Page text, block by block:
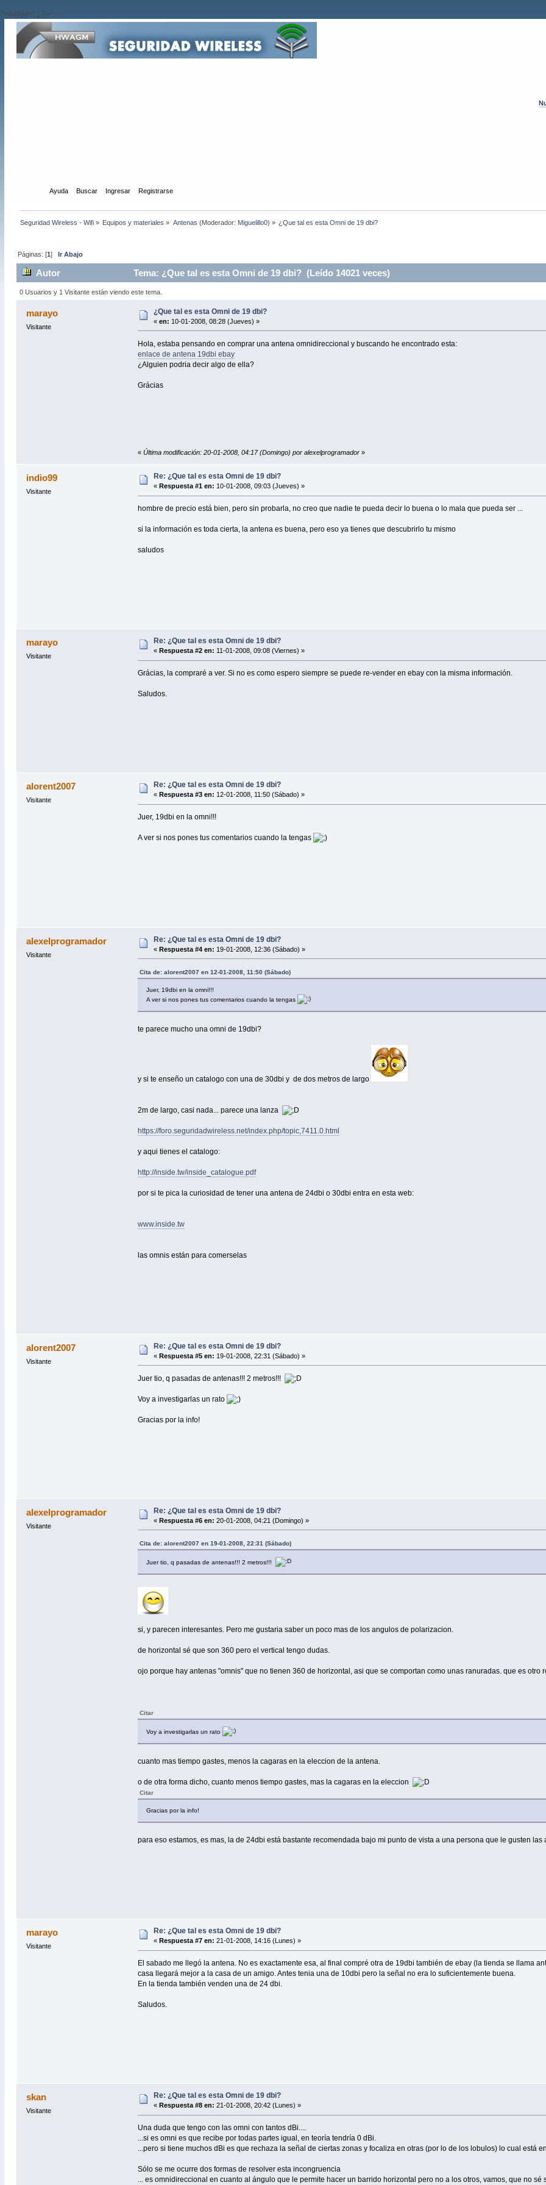
?>/script>'; } ?>
Ayuda Buscar Ingresar Registrarse
Seguridad Wireless - Wifi» Equipos y materiales » Antenas (Moderador: Miguelillo0) » ¿Que tal es esta Omni de 19 dbi?
Páginas: [1] Ir Abajo
Autor Tema: ¿Que tal es esta Omni de 19 dbi? (Leído 14021 veces)
0 Usuarios y 1 Visitante están viendo este tema.
marayo
Visitante
¿Que tal es esta Omni de 19 dbi?
« en: 10-01-2008, 08:28 (Jueves) »
Hola, estaba pensando en comprar una antena omnidireccional y buscando he encontrado esta:
enlace de antena 19dbi ebay
¿Alguien podria decir algo de ella?
Grácias
«Última modificación: 20-01-2008, 04:17 (Domingo) por alexelprogramador »
indio99
Visitante
Re: ¿Que tal es esta Omni de 19 dbi?
« Respuesta #1 en: 10-01-2008, 09:03 (Jueves) »
hombre de precio está bien, pero sin probarla, no creo que nadie te pueda decir lo buena o lo mala que pueda ser ...
si la información es toda cierta, la antena es buena, pero eso ya tienes que descubrirlo tu mismo
saludos
marayo
Visitante
Re: ¿Que tal es esta Omni de 19 dbi?
« Respuesta #2 en: 11-01-2008, 09:08 (Viernes) »
Grácias, la compraré a ver. Si no es como espero siempre se puede re-vender en ebay con la misma información.
Saludos.
alorent2007
Visitante
Re: ¿Que tal es esta Omni de 19 dbi?
« Respuesta #3 en: 12-01-2008, 11:50 (Sábado) »
Juer, 19dbi en la omni!!!
A ver si nos pones tus comentarios cuando la tengas
alexelprogramador
Visitante
Re: ¿Que tal es esta Omni de 19 dbi?
« Respuesta #4 en: 19-01-2008, 12:36 (Sábado) »
Cita de: alorent2007 en 12-01-2008, 11:50 (Sábado)
Juer, 19dbi en la omni!!!
A ver si nos pones tus comentarios cuando la tengas
te parece mucho una omni de 19dbi?
y si te enseño un catalogo con una de 30dbi y de dos metros de largo
2m de largo, casi nada... parece una lanza
https://foro.seguridadwireless.net/index.php/topic,7411.0.html
y aqui tienes el catalogo:
http://inside.tw/inside_catalogue.pdf
por si te pica la curiosidad de tener una antena de 24dbi o 30dbi entra en esta web:
www.inside.tw
las omnis están para comerselas
alorent2007
Visitante
Re: ¿Que tal es esta Omni de 19 dbi?
« Respuesta #5 en: 19-01-2008, 22:31 (Sábado) »
Juer tio, q pasadas de antenas!!! 2 metros!!!
Voy a investigarlas un rato
Gracias por la info!
alexelprogramador
Visitante
Re: ¿Que tal es esta Omni de 19 dbi?
« Respuesta #6 en: 20-01-2008, 04:21 (Domingo) »
Cita de: alorent2007 en 19-01-2008, 22:31 (Sábado)
Juer tio, q pasadas de antenas!!! 2 metros!!!
si, y parecen interesantes. Pero me gustaria saber un poco mas de los angulos de polarizacion.
de horizontal sé que son 360 pero el vertical tengo dudas.
ojo porque hay antenas "omnis" que no tienen 360 de horizontal, asi que se comportan como unas ranuradas. que es otro
Citar
Voy a investigarlas un rato
cuanto mas tiempo gastes, menos la cagaras en la eleccion de la antena.
o de otra forma dicho, cuanto menos tiempo gastes, mas la cagaras en la eleccion
Citar
Gracias por la info!
para eso estamos, es mas, la de 24dbi está bastante recomendada bajo mi punto de vista a una persona que le gusten las
marayo
Visitante
Re: ¿Que tal es esta Omni de 19 dbi?
« Respuesta #7 en: 21-01-2008, 14:16 (Lunes) »
El sabado me llegó la antena. No es exactamente esa, al final compré otra de 19dbi también de ebay (la tienda se llama
casa llegará mejor a la casa de un amigo. Antes tenia una de 10dbi pero la señal no era lo suficientemente buena.
En la tienda también venden una de 24 dbi.
Saludos.
skan
Visitante
Re: ¿Que tal es esta Omni de 19 dbi?
« Respuesta #8 en: 21-01-2008, 20:42 (Lunes) »
Una duda que tengo con las omni con tantos dBi....
...si es omni es que recibe por todas partes igual, en teoría tendría 0 dBi.
...pero si tiene muchos dBi es que rechaza la señal de ciertas zonas y focaliza en otras (por lo de los lobulos) lo cual está
Sólo se me ocurre dos formas de resolver esta incongruencia
... es omnidireccional en cuanto al ángulo que le permite hacer un barrido horizontal pero no a los otros, vamos, que no